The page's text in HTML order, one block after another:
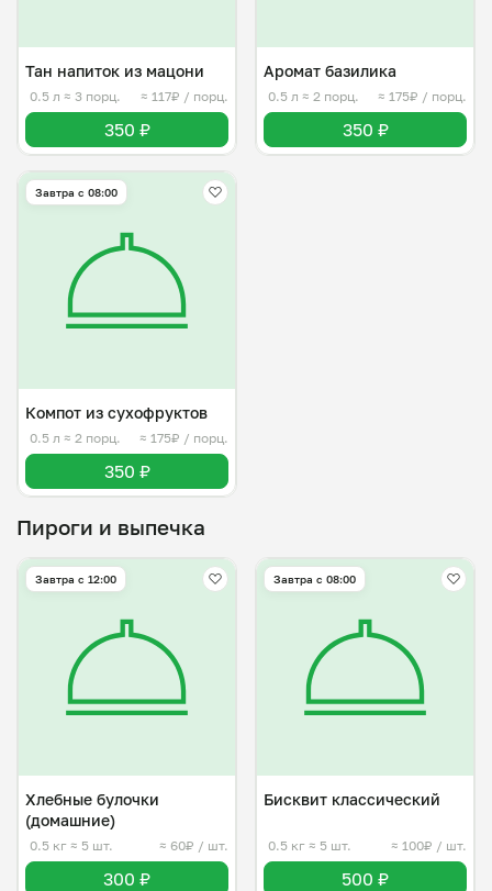
Тан напиток из мацони
0.5 л ≈ 3 порц. ≈ 117₽ / порц.
350 ₽
Аромат базилика
0.5 л ≈ 2 порц. ≈ 175₽ / порц.
350 ₽
Завтра c 08:00
Компот из сухофруктов
0.5 л ≈ 2 порц. ≈ 175₽ / порц.
350 ₽
Пироги и выпечка
Завтра c 12:00
Хлебные булочки
(домашние)
0.5 кг ≈ 5 шт. ≈ 60₽ / шт.
300 ₽
Завтра c 08:00
Бисквит классический
0.5 кг ≈ 5 шт. ≈ 100₽ / шт.
500 ₽